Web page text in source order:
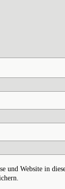
und Website in